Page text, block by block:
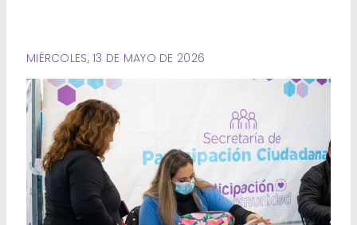
Mujeres y Diversidades
Derechos Humanos
Empleo y Formación Laboral
Internacionales
MIÉRCOLES, 13 DE MAYO DE 2026